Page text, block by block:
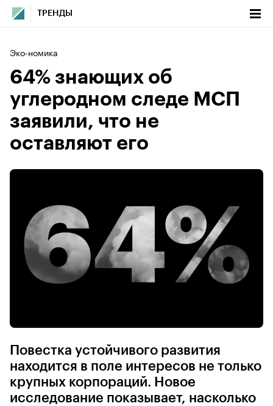
ТРЕНДЫ
Эко-номика
64% знающих об
углеродном следе МСП
заявили, что не
оставляют его
Повестка устойчивого развития
находится в поле интересов не только
крупных корпораций. Новое
исследование показывает, насколько